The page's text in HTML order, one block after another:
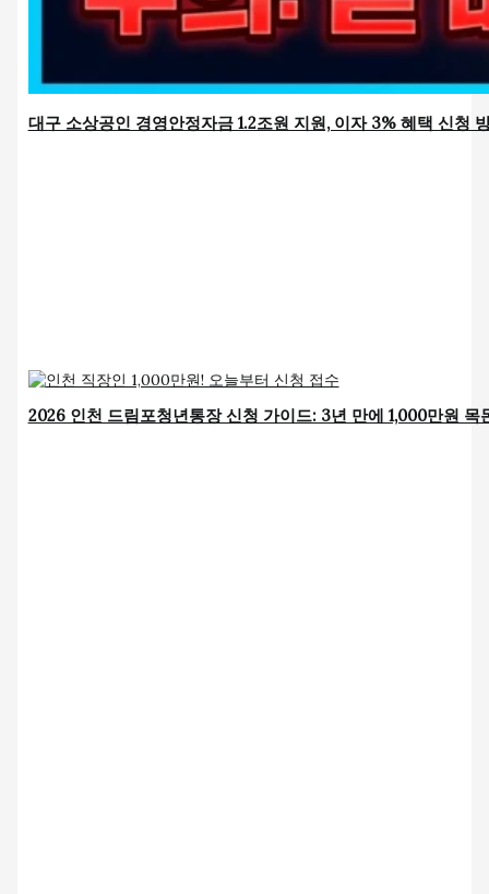
대구 소상공인 경영안정자금 1.2조원 지원, 이자 3% 혜택 신청
2026 인천 드림포청년통장 신청 가이드: 3년 만에 1,000만원 목